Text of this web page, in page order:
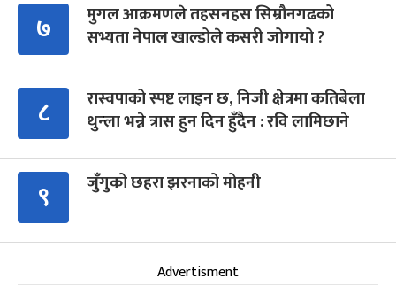
७
मुगल आक्रमणले तहसनहस सिम्रौनगढको
सभ्यता नेपाल खाल्डोले कसरी जोगायो ?
८
रास्वपाको स्पष्ट लाइन छ, निजी क्षेत्रमा कतिबेला
थुन्ला भन्ने त्रास हुन दिन हुँदैन : रवि लामिछाने
९ जुँगुको छहरा झरनाको मोहनी
Advertisment